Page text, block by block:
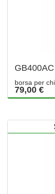
GB400AC
borsa per
79,00 €